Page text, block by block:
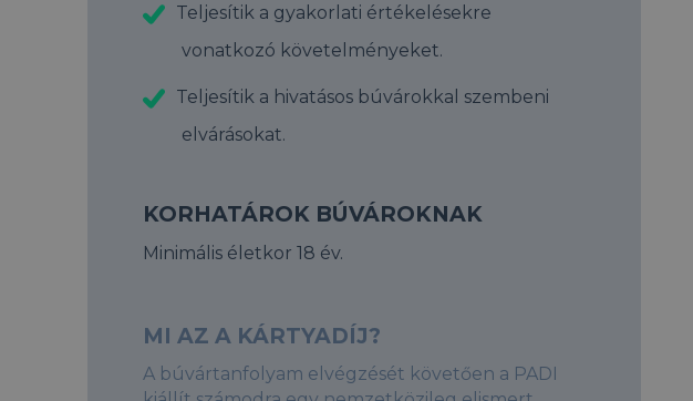
Teljesítik a gyakorlati értékelésekre
vonatkozó követelményeket.
Teljesítik a hivatásos búvárokkal szembeni
elvárásokat.
KORHATÁROK BÚVÁROKNAK
Minimális életkor 18 év.
MI AZ A KÁRTYADÍJ?
A búvártanfolyam elvégzését követően a PADI